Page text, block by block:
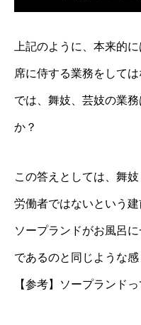
上記のように、本来的
席に侍する業務をして
では、舞妓、芸妓の業
か？
この答えとしては、舞
労働者ではないという建
ソープランドがお風呂
であるのと同じような感
【参考】ソープランド